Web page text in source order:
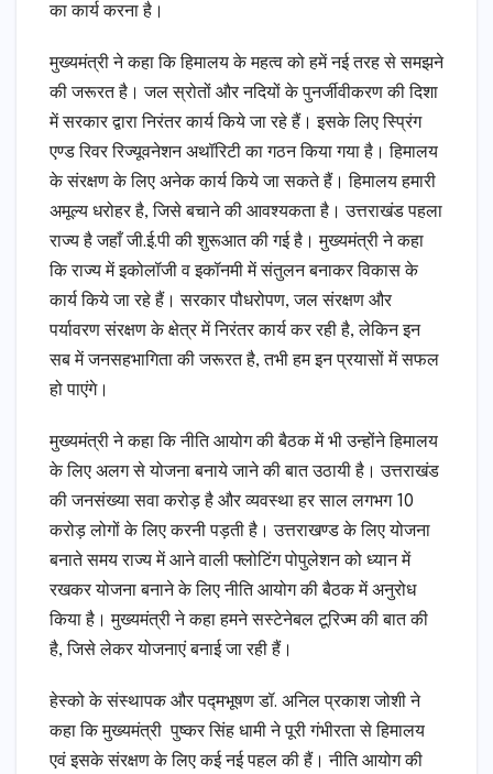
का कार्य करना है।
मुख्यमंत्री ने कहा कि हिमालय के महत्व को हमें नई तरह से समझने
की जरूरत है। जल स्रोतों और नदियों के पुनर्जीवीकरण की दिशा
में सरकार द्वारा निरंतर कार्य किये जा रहे हैं। इसके लिए स्प्रिंग
एण्ड रिवर रिज्यूवनेशन अथॉरिटी का गठन किया गया है। हिमालय
के संरक्षण के लिए अनेक कार्य किये जा सकते हैं। हिमालय हमारी
अमूल्य धरोहर है, जिसे बचाने की आवश्यकता है। उत्तराखंड पहला
राज्य है जहाँ जी.ई.पी की शुरूआत की गई है। मुख्यमंत्री ने कहा
कि राज्य में इकोलॉजी व इकॉनमी में संतुलन बनाकर विकास के
कार्य किये जा रहे हैं। सरकार पौधरोपण, जल संरक्षण और
पर्यावरण संरक्षण के क्षेत्र में निरंतर कार्य कर रही है, लेकिन इन
सब में जनसहभागिता की जरूरत है, तभी हम इन प्रयासों में सफल
हो पाएंगे।
मुख्यमंत्री ने कहा कि नीति आयोग की बैठक में भी उन्होंने हिमालय
के लिए अलग से योजना बनाये जाने की बात उठायी है। उत्तराखंड
की जनसंख्या सवा करोड़ है और व्यवस्था हर साल लगभग 10
करोड़ लोगों के लिए करनी पड़ती है। उत्तराखण्ड के लिए योजना
बनाते समय राज्य में आने वाली फ्लोटिंग पोपुलेशन को ध्यान में
रखकर योजना बनाने के लिए नीति आयोग की बैठक में अनुरोध
किया है। मुख्यमंत्री ने कहा हमने सस्टेनेबल टूरिज्म की बात की
है, जिसे लेकर योजनाएं बनाई जा रही हैं।
हेस्को के संस्थापक और पद्मभूषण डॉ. अनिल प्रकाश जोशी ने
कहा कि मुख्यमंत्री पुष्कर सिंह धामी ने पूरी गंभीरता से हिमालय
एवं इसके संरक्षण के लिए कई नई पहल की हैं। नीति आयोग की